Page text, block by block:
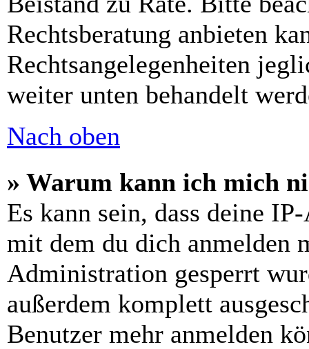
Rechtsberatung anbieten
Rechtsangelegenheiten
weiter unten behandelt
Nach oben
» Warum kann ich mich
Es kann sein, dass deine
mit dem du dich anmelden
Administration gesperrt
außerdem komplett
Benutzer mehr anmelden